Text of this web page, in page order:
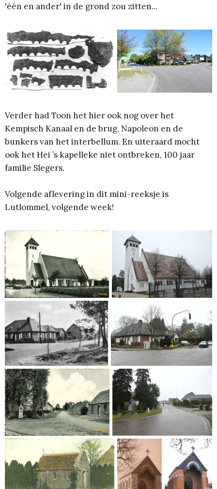
'één en ander' in de grond zou zitten...
Verder had Toon het hier ook nog over het
Kempisch Kanaal en de brug, Napoleon en de
bunkers van het interbellum. En uiteraard mocht
ook het Hei ’s kapelleke niet ontbreken, 100 jaar
familie Slegers.
Volgende aflevering in dit mini-reeksje is
Lutlommel, volgende week!